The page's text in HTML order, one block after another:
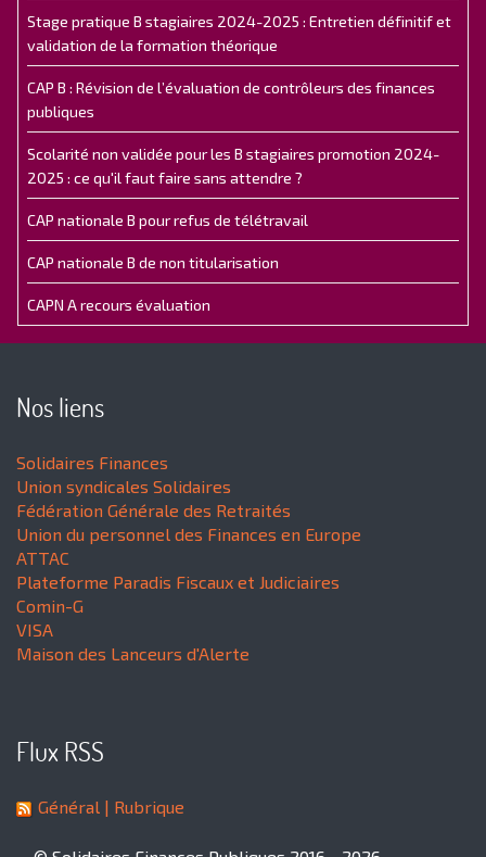
Stage pratique B stagiaires 2024-2025 : Entretien définitif et
validation de la formation théorique
CAP B : Révision de l’évaluation de contrôleurs des finances
publiques
Scolarité non validée pour les B stagiaires promotion 2024-
2025 : ce qu'il faut faire sans attendre ?
CAP nationale B pour refus de télétravail
CAP nationale B de non titularisation
CAPN A recours évaluation
Nos liens
Solidaires Finances
Union syndicales Solidaires
Fédération Générale des Retraités
Union du personnel des Finances en Europe
ATTAC
Plateforme Paradis Fiscaux et Judiciaires
Comin-G
VISA
Maison des Lanceurs d'Alerte
Flux RSS
Général | Rubrique